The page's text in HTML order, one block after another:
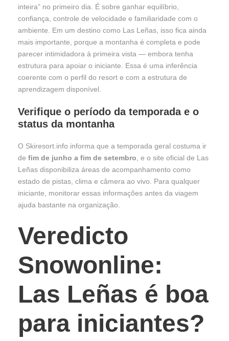
inteira” no primeiro dia. É sobre ganhar equilíbrio,
confiança, controle de velocidade e familiaridade com o
ambiente. Em um destino como Las Leñas, isso fica ainda
mais importante, porque a montanha é completa e pode
parecer intimidadora à primeira vista — embora tenha
estrutura para apoiar o iniciante. Essa é uma inferência
coerente com o perfil do resort e com a estrutura de
aprendizagem disponível.
Verifique o período da temporada e o
status da montanha
O Skiresort.info informa que a temporada geral costuma ir
de fim de junho a fim de setembro, e o site oficial de Las
Leñas disponibiliza áreas de acompanhamento como
estado de pistas, clima e câmera ao vivo. Para qualquer
iniciante, monitorar essas informações antes da viagem
ajuda bastante na organização.
Veredicto
Snowonline:
Las Leñas é boa
para iniciantes?